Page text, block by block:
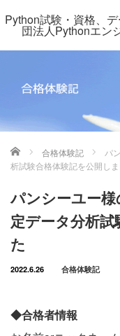
Python試験・資格、
団法人Pythonエン
ホーム 合格体験記
パ
析試験合格体験記を公開し
パンシーユー
定データ分析
た
2022.6.26 合格体験記
◆合格者情報